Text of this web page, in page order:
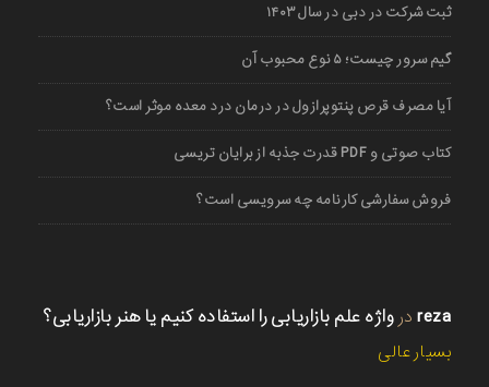
ثبت شرکت در دبی در سال ۱۴۰۳
گیم سرور چیست؛ ۵ نوع محبوب آن
آیا مصرف قرص پنتوپرازول در درمان درد معده موثر است؟
کتاب صوتی و PDF قدرت جذبه از برایان تریسی
فروش سفارشی کارنامه چه سرویسی است؟
reza در واژه علم بازاریابی را استفاده کنیم یا هنر بازاریابی؟
بسیار عالی